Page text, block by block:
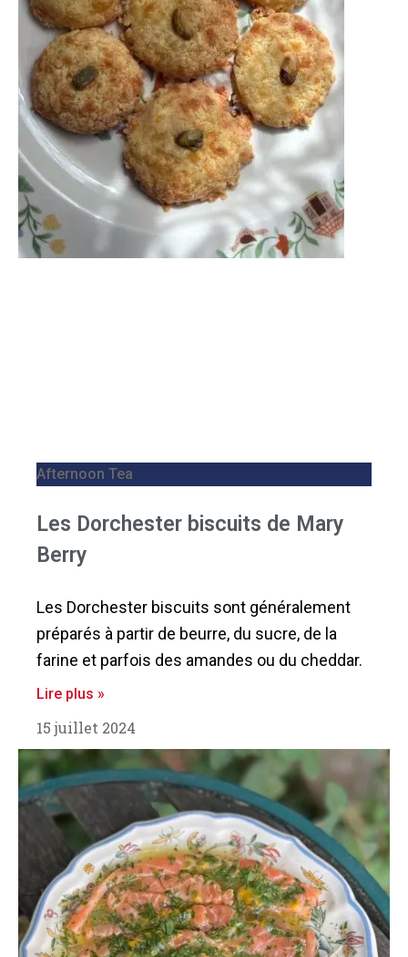
Afternoon Tea
Les Dorchester biscuits de Mary
Berry
Les Dorchester biscuits sont généralement
préparés à partir de beurre, du sucre, de la
farine et parfois des amandes ou du cheddar.
Lire plus »
15 juillet 2024